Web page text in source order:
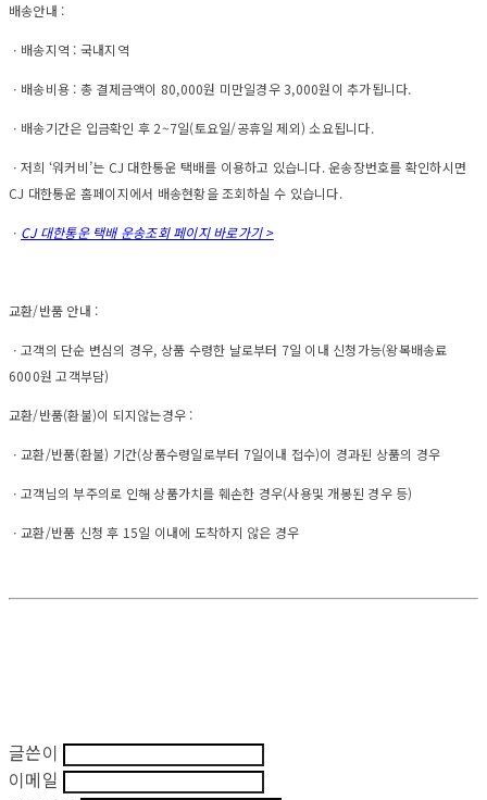
배송안내 :
ㆍ배송지역 : 국내지역
ㆍ배송비용 : 총 결제금액이 80,000원 미만일경우 3,000원이 추가됩니다.
ㆍ배송기간은 입금확인 후 2~7일(토요일/공휴일 제외) 소요됩니다.
ㆍ저희 ‘워커비’는 CJ 대한통운 택배를 이용하고 있습니다. 운송장번호를 확인하시면
CJ 대한통운 홈페이지에서 배송현황을 조회하실 수 있습니다.
ㆍ CJ 대한통운 택배 운송조회 페이지 바로가기 >
교환/반품 안내 :
ㆍ고객의 단순 변심의 경우, 상품 수령한 날로부터 7일 이내 신청가능(왕복배송료
6000원 고객부담)
교환/반품(환불)이 되지않는경우 :
ㆍ교환/반품(환불) 기간(상품수령일로부터 7일이내 접수)이 경과된 상품의 경우
ㆍ고객님의 부주의로 인해 상품가치를 훼손한 경우(사용및 개봉된 경우 등)
ㆍ교환/반품 신청 후 15일 이내에 도착하지 않은 경우
글쓴이
이메일